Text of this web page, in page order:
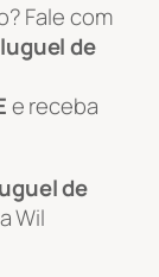
Fale com
de
e receba
de
Wil